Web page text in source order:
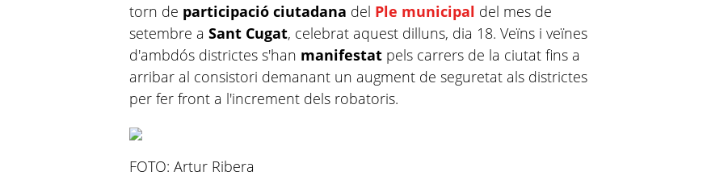
torn de participació ciutadana del Ple municipal del mes de
setembre aSant Cugat, celebrat aquest dilluns, dia 18. Veïns i veïnes
d'ambdós districtes s'han manifestat pels carrers de la ciutat fins a
arribar al consistori demanant un augment de seguretat als districtes
per fer front a l'increment dels robatoris.
FOTO: Artur Ribera